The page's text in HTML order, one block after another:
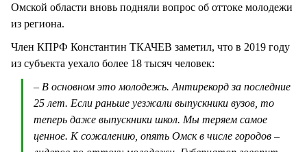
Омской области вновь подняли вопрос об оттоке молодежи
из региона.
Член КПРФ Константин ТКАЧЕВ заметил, что в 2019 году
из субъекта уехало более 18 тысяч человек:
– В основном это молодежь. Антирекорд за последние
25 лет. Если раньше уезжали выпускники вузов, то
теперь даже выпускники школ. Мы теряем самое
ценное. К сожалению, опять Омск в числе городов –